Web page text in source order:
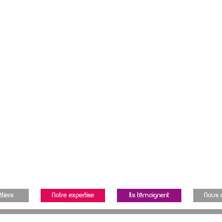
Notre expertise Ils témoignent Nous